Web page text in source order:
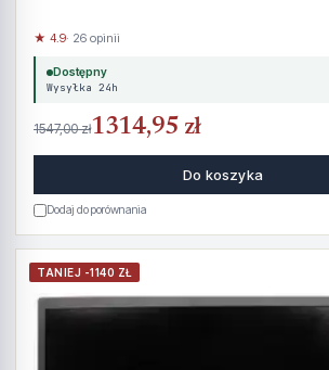
★ 4.9· 26 opinii
Dostępny
Wysyłka 24h
1547,00 zł1314,95 zł
Do koszyka
Dodaj do porównania
TANIEJ -1140 ZŁ